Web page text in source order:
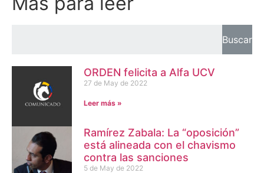
Buscar
ORDEN felicita a Alfa UCV
27 de May de 2022
Leer más »
Ramírez Zabala: La “oposición”
está alineada con el chavismo
contra las sanciones
5 de May de 2022